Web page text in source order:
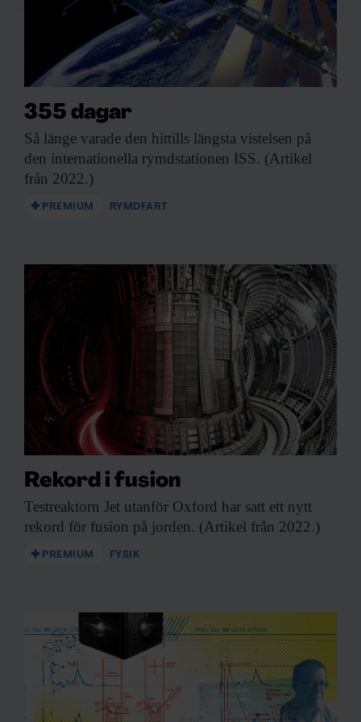
för sociala medier och analysera vår trafik. Vi
vidarebefordrar även sådana identifierare och annan
information från din enhet till de sociala medier och
annons- och analysföretag som vi samarbetar med.
Dessa kan i sin tur kombinera informationen med annan
information som du har tillhandahållit eller som de har
samlat in när du har använt deras tjänster.
355 dagar
Så länge varade den hittills längsta vistelsen på
den internationella rymdstationen ISS. (Artikel
från 2022.)
PREMIUM RYMDFART
Rekord i fusion
Testreaktorn Jet utanför Oxford har satt ett nytt
rekord för fusion på jorden. (Artikel från 2022.)
PREMIUM FYSIK